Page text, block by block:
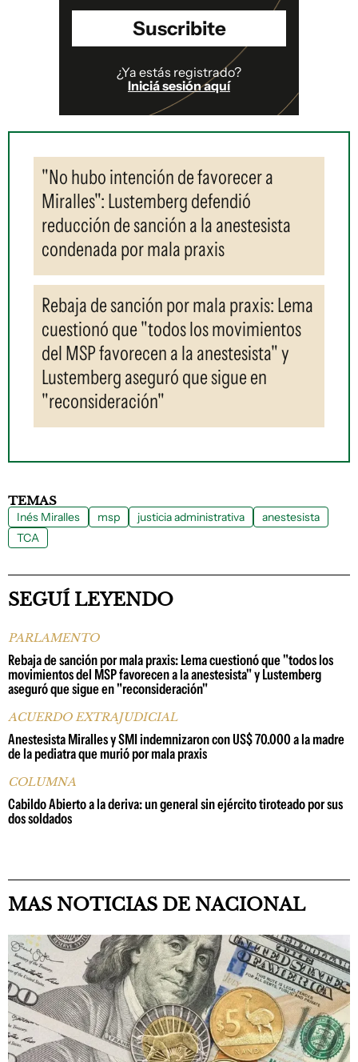
Suscribite
¿Ya estás registrado?
Iniciá sesión aquí
"No hubo intención de favorecer a
Miralles": Lustemberg defendió
reducción de sanción a la anestesista
condenada por mala praxis
Rebaja de sanción por mala praxis: Lema
cuestionó que "todos los movimientos
del MSP favorecen a la anestesista" y
Lustemberg aseguró que sigue en
"reconsideración"
TEMAS
Inés Miralles msp justicia administrativa
anestesista
TCA
SEGUÍ LEYENDO
PARLAMENTO
Rebaja de sanción por mala praxis: Lema cuestionó que "todos los
movimientos del MSP favorecen a la anestesista" y Lustemberg
aseguró que sigue en "reconsideración"
ACUERDO EXTRAJUDICIAL
Anestesista Miralles y SMI indemnizaron con US$ 70.000 a la madre
de la pediatra que murió por mala praxis
COLUMNA
Cabildo Abierto a la deriva: un general sin ejército tiroteado por sus
dos soldados
MAS NOTICIAS DE NACIONAL